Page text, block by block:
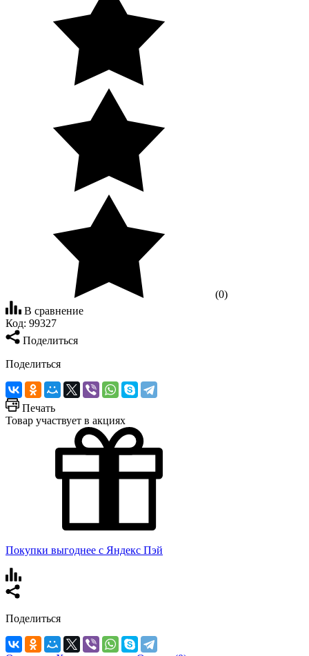
(0)
В сравнение
Код: 99327
Поделиться
Поделиться
Печать
Товар участвует в акциях
Покупки выгоднее с Яндекс Пэй
Поделиться